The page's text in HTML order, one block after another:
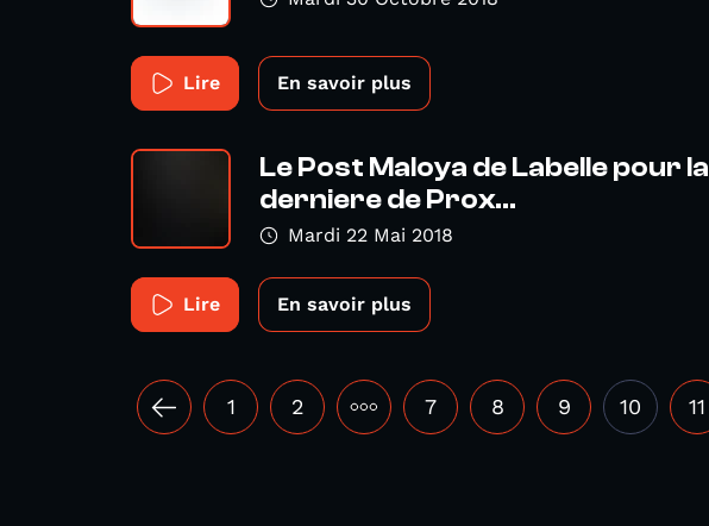
Lire En savoir plus
Le Post Maloya de Labelle pour la
derniere de Prox...
Mardi 22 Mai 2018
Lire En savoir plus
1 2 ••• 7 8 9 10 11